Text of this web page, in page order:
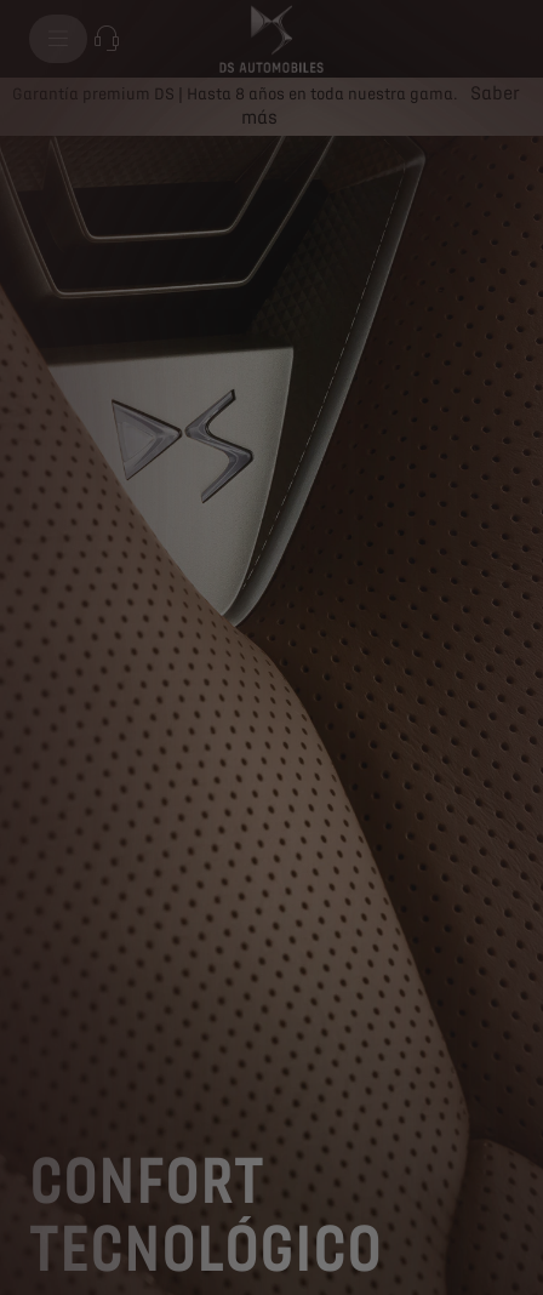
Garantía premium DS | Hasta 8 años en toda nuestra gama.
Saber
más
CONFORT
TECNOLÓGICO